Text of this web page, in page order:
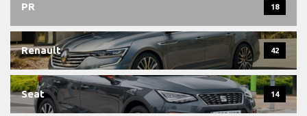
PR 18
Renault 42
Seat 14